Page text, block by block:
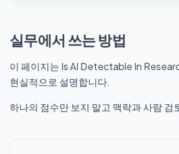
실무에서 쓰는 방법
이 페이지는 Is AI Detectable In
현실적으로 설명합니다.
하나의 점수만 보지 말고 맥락과 사람 검